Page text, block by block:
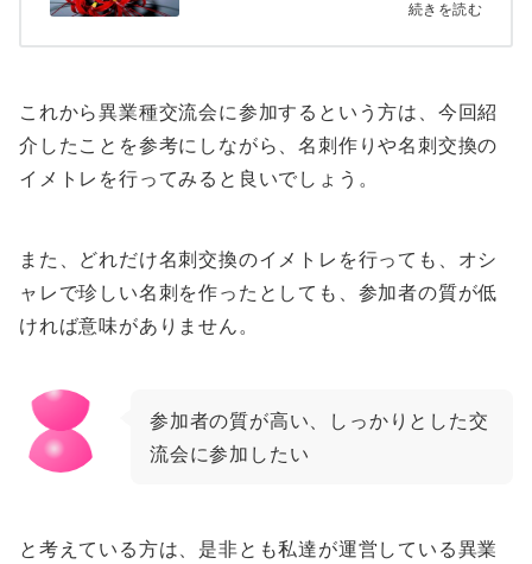
続きを読む
これから異業種交流会に参加するという方は、今回紹
介したことを参考にしながら、名刺作りや名刺交換の
イメトレを行ってみると良いでしょう。
また、どれだけ名刺交換のイメトレを行っても、オシ
ャレで珍しい名刺を作ったとしても、参加者の質が低
ければ意味がありません。
参加者の質が高い、しっかりとした交
流会に参加したい
と考えている方は、是非とも私達が運営している異業